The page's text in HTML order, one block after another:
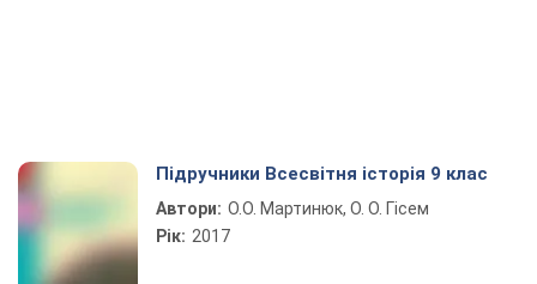
Підручники Всесвітня історія 9 клас
Автори: О.О. Мартинюк, О. О. Гісем
Рік: 2017